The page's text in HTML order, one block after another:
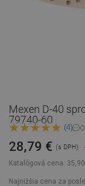
Mexen D-40
79740-60
(4)
Katalógová cena:
28,79 € (s DPH)
Najnižšia cena za